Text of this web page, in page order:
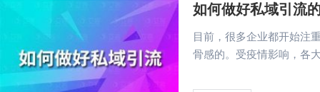
如何做好私域引流
目前，很多企业都开始注
骨感的。受疫情影响，各